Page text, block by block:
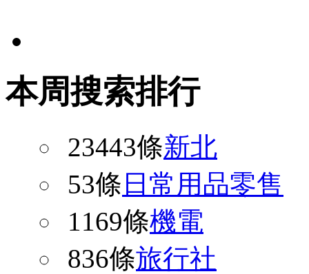
本周搜索排行
23443條新北
53條日常用品零售
1169條機電
836條旅行社